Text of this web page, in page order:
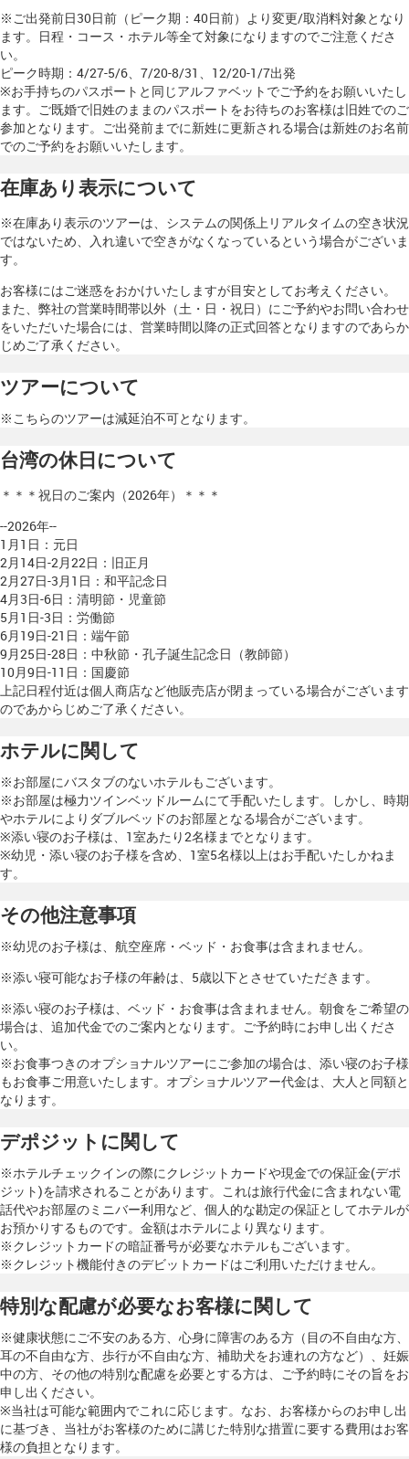
※ご出発前日30日前（ピーク期：40日前）より変更/取消料対象となり
ます。日程・コース・ホテル等全て対象になりますのでご注意くださ
い。
ピーク時期：4/27-5/6、7/20-8/31、12/20-1/7出発
※お手持ちのパスポートと同じアルファベットでご予約をお願いいたし
ます。ご既婚で旧姓のままのパスポートをお待ちのお客様は旧姓でのご
参加となります。ご出発前までに新姓に更新される場合は新姓のお名前
でのご予約をお願いいたします。
在庫あり表示について
※在庫あり表示のツアーは、システムの関係上リアルタイムの空き状況
ではないため、入れ違いで空きがなくなっているという場合がございま
す。
お客様にはご迷惑をおかけいたしますが目安としてお考えください。
また、弊社の営業時間帯以外（土・日・祝日）にご予約やお問い合わせ
をいただいた場合には、営業時間以降の正式回答となりますのであらか
じめご了承ください。
ツアーについて
※こちらのツアーは減延泊不可となります。
台湾の休日について
＊＊＊祝日のご案内（2026年）＊＊＊
--2026年--
1月1日：元日
2月14日-2月22日：旧正月
2月27日-3月1日：和平記念日
4月3日-6日：清明節・児童節
5月1日-3日：労働節
6月19日-21日：端午節
9月25日-28日：中秋節・孔子誕生記念日（教師節）
10月9日-11日：国慶節
上記日程付近は個人商店など他販売店が閉まっている場合がございます
のであからじめご了承ください。
ホテルに関して
※お部屋にバスタブのないホテルもございます。
※お部屋は極力ツインベッドルームにて手配いたします。しかし、時期
やホテルによりダブルベッドのお部屋となる場合がございます。
※添い寝のお子様は、1室あたり2名様までとなります。
※幼児・添い寝のお子様を含め、1室5名様以上はお手配いたしかねま
す。
その他注意事項
※幼児のお子様は、航空座席・ベッド・お食事は含まれません。
※添い寝可能なお子様の年齢は、5歳以下とさせていただきます。
※添い寝のお子様は、ベッド・お食事は含まれません。朝食をご希望の
場合は、追加代金でのご案内となります。ご予約時にお申し出くださ
い。
※お食事つきのオプショナルツアーにご参加の場合は、添い寝のお子様
もお食事ご用意いたします。オプショナルツアー代金は、大人と同額と
なります。
デポジットに関して
※ホテルチェックインの際にクレジットカードや現金での保証金(デポ
ジット)を請求されることがあります。これは旅行代金に含まれない電
話代やお部屋のミニバー利用など、個人的な勘定の保証としてホテルが
お預かりするものです。金額はホテルにより異なります。
※クレジットカードの暗証番号が必要なホテルもございます。
※クレジット機能付きのデビットカードはご利用いただけません。
特別な配慮が必要なお客様に関して
※健康状態にご不安のある方、心身に障害のある方（目の不自由な方、
耳の不自由な方、歩行が不自由な方、補助犬をお連れの方など）、妊娠
中の方、その他の特別な配慮を必要とする方は、ご予約時にその旨をお
申し出ください。
※当社は可能な範囲内でこれに応じます。なお、お客様からのお申し出
に基づき、当社がお客様のために講じた特別な措置に要する費用はお客
様の負担となります。